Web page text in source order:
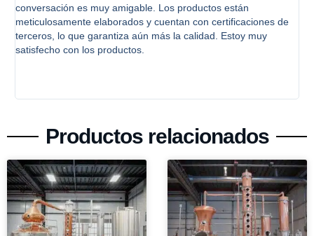
de
pequeños que solicitamos sin dudarlo, el único problema fue
que había algunos defectos menores en las soldaduras que
podrían haberse mejorado. Son muy receptivos a los
comentarios y estamos considerándolos para trabajos
Productos relacionados